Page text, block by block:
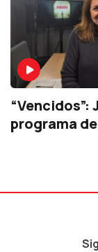
“Vencidos”:
programa